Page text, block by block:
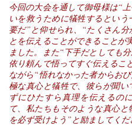
今回の大会を通して御母様は“
いを救うために犠牲するとい
要だ”と仰せられ、“たくさん
とを伝えることができることが
ました。また“下手だとしても
依り頼んで悟ってすぐ伝えるこ
ながら“悟れなかった者からお
極な真心と犠牲で、彼らが聞
ずにひたすら真理を伝えるの
て、私たちもそのような真心
を必ず受けよう”と励ましてくだ